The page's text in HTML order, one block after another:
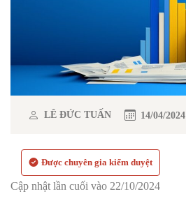
LÊ ĐỨC TUẤN 14/04/2024
Được chuyên gia kiểm duyệt
Cập nhật lần cuối vào 22/10/2024